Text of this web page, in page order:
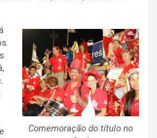
Comemoração do título no